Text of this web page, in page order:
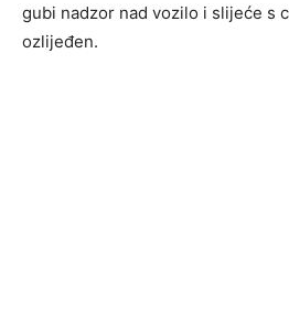
gubi nadzor nad vozilo i slijeće s
ozlijeđen.